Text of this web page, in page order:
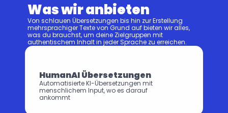
Was wir anbieten
Von schlauen Übersetzungen bis hin zur Erstellung
mehrsprachiger Texte von Grund auf bieten wir alles,
was du brauchst, um deine Zielgruppen mit
authentischem Inhalt in jeder Sprache zu erreichen.
HumanAI Übersetzungen
Automatisierte KI-Übersetzungen mit
menschlichem Input, wo es darauf
ankommt